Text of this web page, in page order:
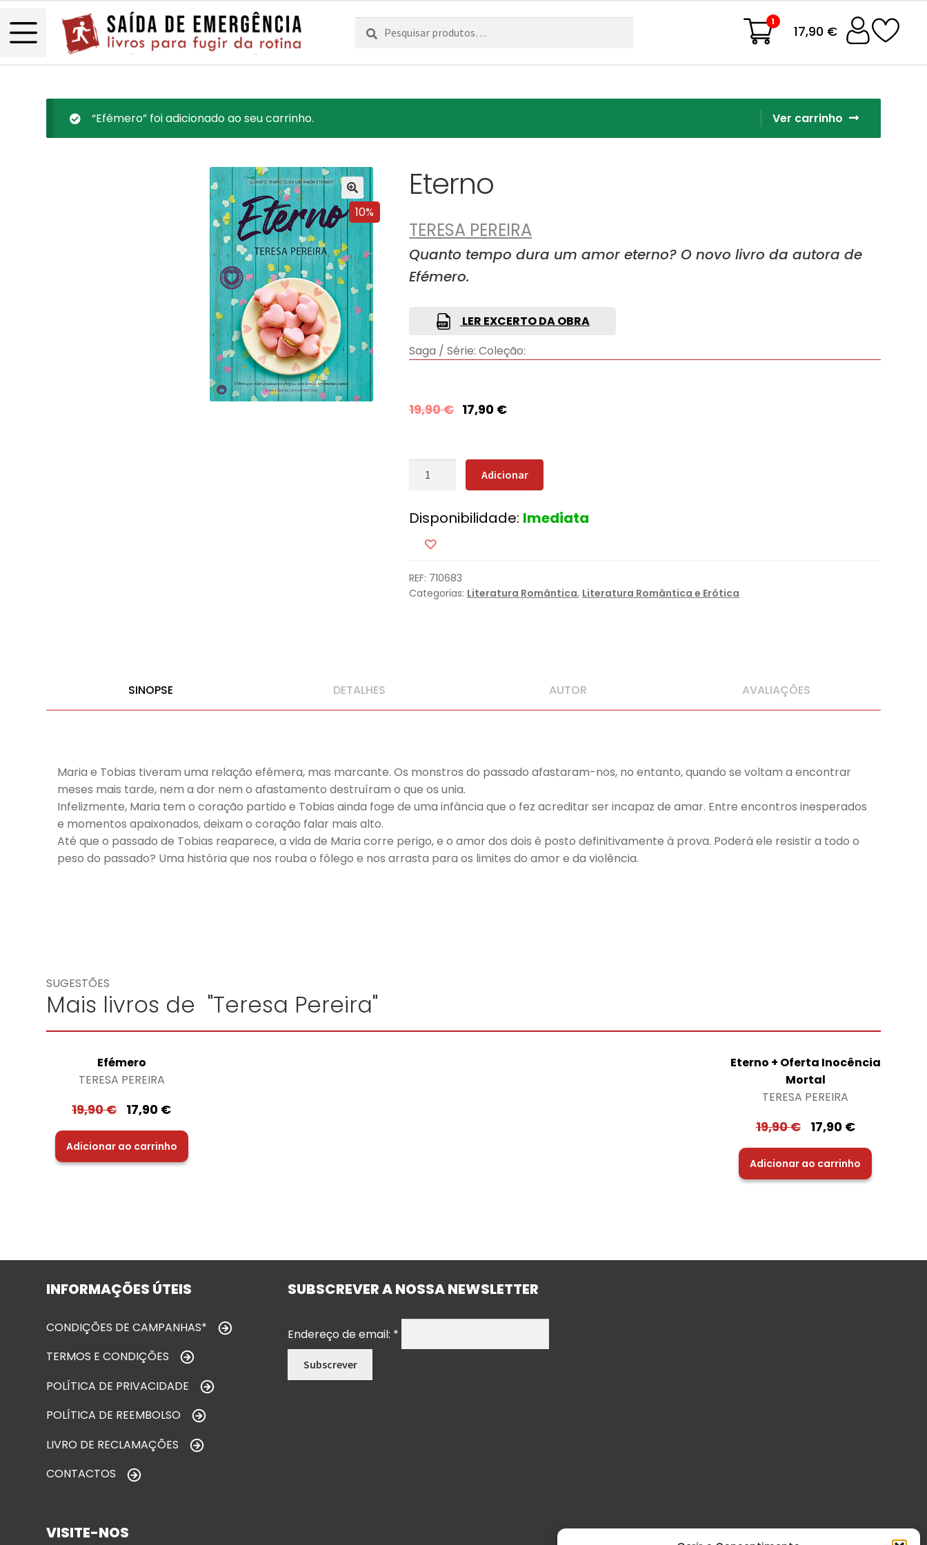
Pesquisar
por:
Pesquisa 1
17,90 €
Ver carrinho
“Efémero” foi adicionado ao seu carrinho.
10%
Eterno
TERESA PEREIRA
Quanto tempo dura um amor eterno? O novo livro da autora de
Efémero.
LER EXCERTO DA OBRA
Saga / Série: Coleção:
19,90€ 17,90 €
Quantidade
Adicionar
Disponibilidade: Imediata
REF: 710683
Categorias: Literatura Romântica, Literatura Romântica e Erótica
SINOPSE DETALHES AUTOR AVALIAÇÕES
Maria e Tobias tiveram uma relação efémera, mas marcante. Os monstros do passado afastaram-nos, no entanto, quando se voltam a encontrar
meses mais tarde, nem a dor nem o afastamento destruíram o que os unia.
Infelizmente, Maria tem o coração partido e Tobias ainda foge de uma infância que o fez acreditar ser incapaz de amar. Entre encontros inesperados
e momentos apaixonados, deixam o coração falar mais alto.
Até que o passado de Tobias reaparece, a vida de Maria corre perigo, e o amor dos dois é posto definitivamente à prova. Poderá ele resistir a todo o
peso do passado? Uma história que nos rouba o fôlego e nos arrasta para os limites do amor e da violência.
SUGESTÕES
Mais livros de "Teresa Pereira"
Efémero
TERESA PEREIRA
19,90€ 17,90 €
Adicionar ao carrinho
Eterno + Oferta Inocência
Mortal
TERESA PEREIRA
19,90€ 17,90 €
Adicionar ao carrinho
INFORMAÇÕES ÚTEIS
CONDIÇÕES DE CAMPANHAS*
TERMOS E CONDIÇÕES
POLÍTICA DE PRIVACIDADE
POLÍTICA DE REEMBOLSO
LIVRO DE RECLAMAÇÕES
CONTACTOS
SUBSCREVER A NOSSA NEWSLETTER
Endereço de email: *
VISITE-NOS